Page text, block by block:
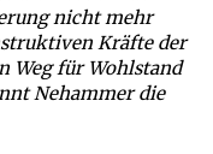
nicht mehr
Kräfte der
Weg für Wohlstand
Nehammer die